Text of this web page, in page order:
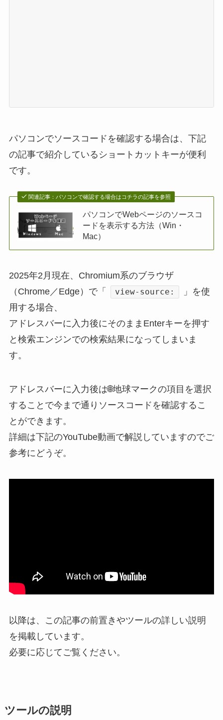
パソコンでソースコードを確認する場合は、下記
の記事で紹介しているショートカットキーが便利
です。
関連記事：パソコンで確認する場合はコチラの記事を参照
パソコンでWebページのソースコ
ードを表示する方法（Win・
Mac）
2025年2月現在、Chromium系のブラウザ
（Chrome／Edge）で「
view-source:
」を使
用する場合、
アドレスバーに入力後にそのままEnterキーを押す
と検索エンジンでの検索結果になってしまいま
す。
アドレスバーに入力後は🌐地球マークの項目を選択
することで今まで通りソースコードを確認するこ
とができます。
詳細は下記のYouTube動画で解説していますのでご
参考にどうぞ。
以降は、この記事の前置きやツールの詳しい説明
を掲載しています。
必要に応じてご覧ください。
ツールの説明